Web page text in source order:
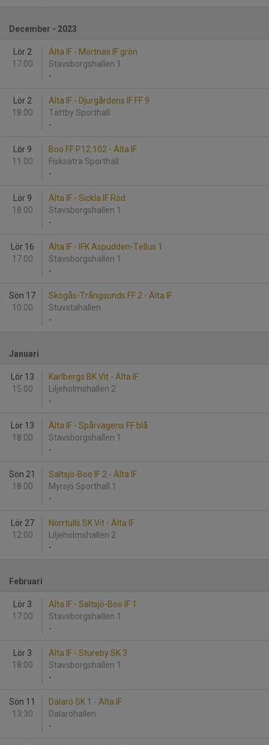
December - 2023
Lör 2
17:00
Älta IF - Mörtnäs IF grön
Stavsborgshallen 1
-
Lör 2
18:00
Älta IF - Djurgårdens IF FF 9
Tattby Sporthall
-
Lör 9
11:00
Boo FF P12:102 - Älta IF
Fisksätra Sporthall
-
Lör 9
18:00
Älta IF - Sickla IF Röd
Stavsborgshallen 1
-
Lör 16
17:00
Älta IF - IFK Aspudden-Tellus 1
Stavsborgshallen 1
-
Sön 17
10:00
Skogås-Trångsunds FF 2 - Älta IF
Stuvstahallen
-
Januari
Lör 13
15:00
Karlbergs BK Vit - Älta IF
Liljeholmshallen 2
-
Lör 13
18:00
Älta IF - Spårvägens FF blå
Stavsborgshallen 1
-
Sön 21
18:00
Saltsjö-Boo IF 2 - Älta IF
Myrsjö Sporthall 1
-
Lör 27
12:00
Norrtulls SK Vit - Älta IF
Liljeholmshallen 2
-
Februari
Lör 3
17:00
Älta IF - Saltsjö-Boo IF 1
Stavsborgshallen 1
-
Lör 3
18:00
Älta IF - Stureby SK 3
Stavsborgshallen 1
-
Sön 11
13:30
Dalarö SK 1 - Älta IF
Dalaröhallen
-